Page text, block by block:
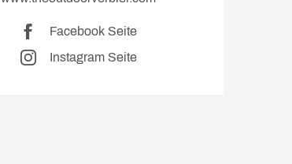
Facebook Seite
Instagram Seite